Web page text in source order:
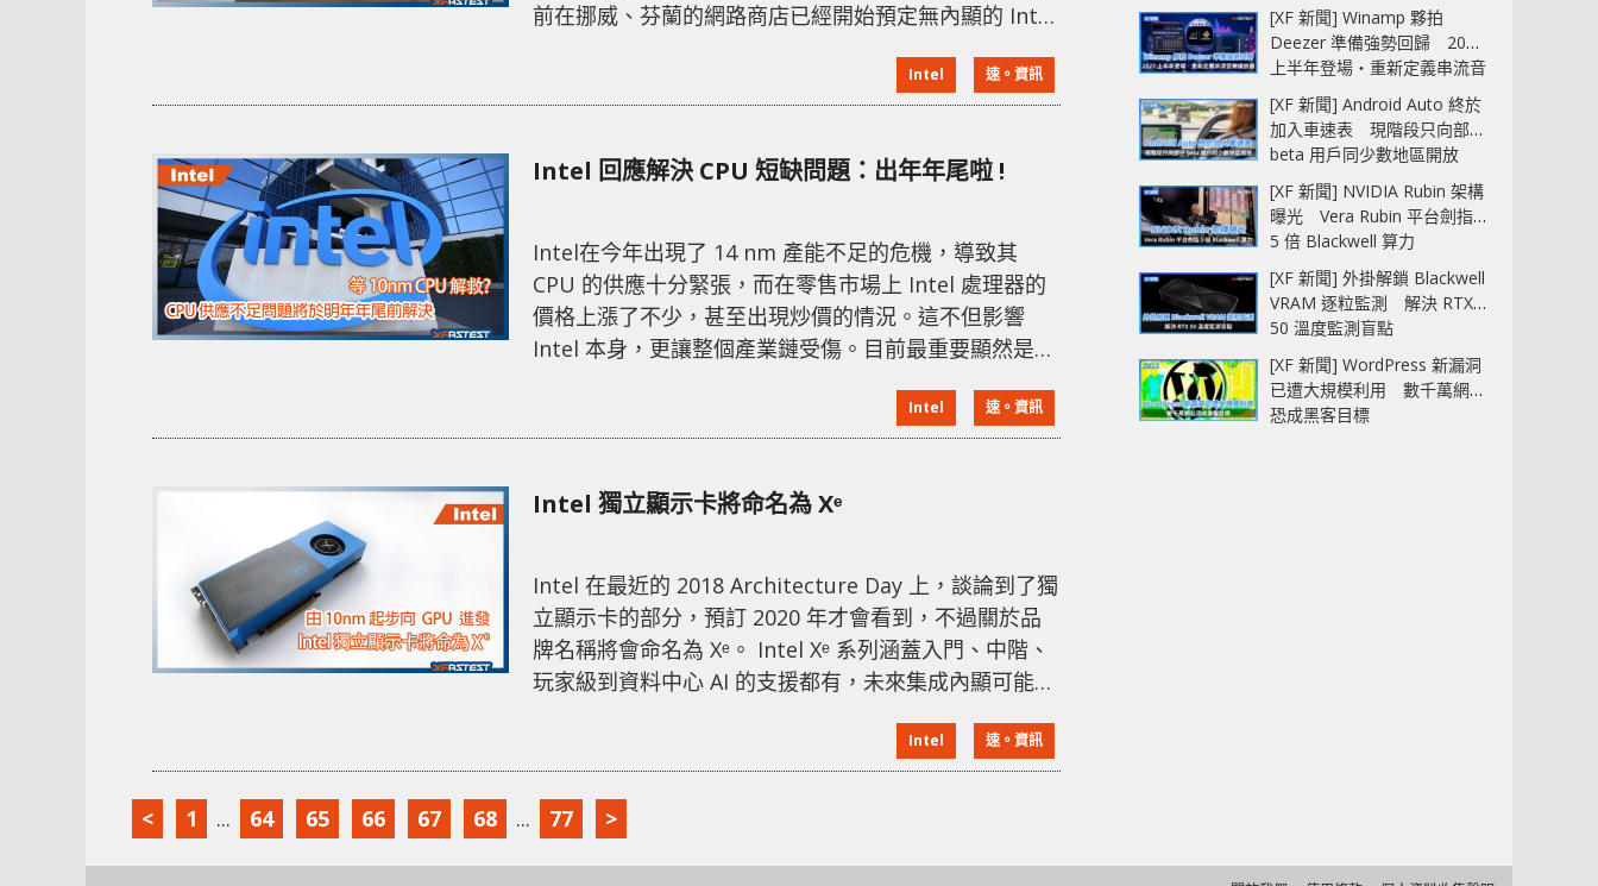
前在挪威、芬蘭的網路商店已經開始預定無內顯的 Intel
理器，可是兩個地區的價錢卻有點不一樣。芬蘭的價格
看上去比較合理，而挪威的售價 i9 9900KF 約 684 美
Intel 速。資訊
Intel 回應解決 CPU 短缺問題：出年年尾啦 !
Intel在今年出現了 14 nm 產能不足的危機，導致其
CPU 的供應十分緊張，而在零售市場上 Intel 處理器的
價格上漲了不少，甚至出現炒價的情況。這不但影響
Intel 本身，更讓整個產業鏈受傷。目前最重要顯然是何
總裁 Kunimasa Suzuki 在採訪中提到 CPU 供應短缺問
題，將一定會在 2019 年解決，明年年尾的購物季就不
Kunimasa Suzuk
Intel 速。資訊
Intel 獨立顯示卡將命名為 Xᵉ
Intel 在最近的 2018 Architecture Day 上，談論到了獨
立顯示卡的部分，預訂 2020 年才會看到，不過關於品
牌名稱將會命名為 Xᵉ。 Intel Xᵉ 系列涵蓋入門、中階、
玩家級到資料中心 AI 的支援都有，未來集成內顯可能也
Intel 速。資訊
< 1 ... 64 65 66 67 68 ... 77 >
[XF 新聞] Winamp 夥拍
Deezer 準備強勢回歸 2027
上半年登場‧重新定義串流音
樂播放器
[XF 新聞] Android Auto 終於
加入車速表 現階段只向部分
beta 用戶同少數地區開放
[XF 新聞] NVIDIA Rubin 架構
曝光 Vera Rubin 平台劍指
5 倍 Blackwell 算力
[XF 新聞] 外掛解鎖 Blackwell
VRAM 逐粒監測 解決 RTX
50 溫度監測盲點
[XF 新聞] WordPress 新漏洞
已遭大規模利用 數千萬網站
恐成黑客目標